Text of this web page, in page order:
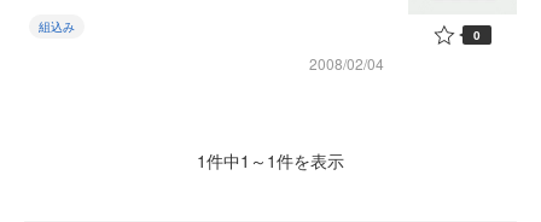
組込み
2008/02/04
0
1件中1～1件を表示